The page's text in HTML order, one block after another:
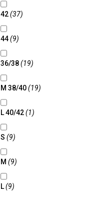
42(37)
44(9)
36/38(19)
M 38/40(19)
L 40/42(1)
S (9)
M (9)
L(9)